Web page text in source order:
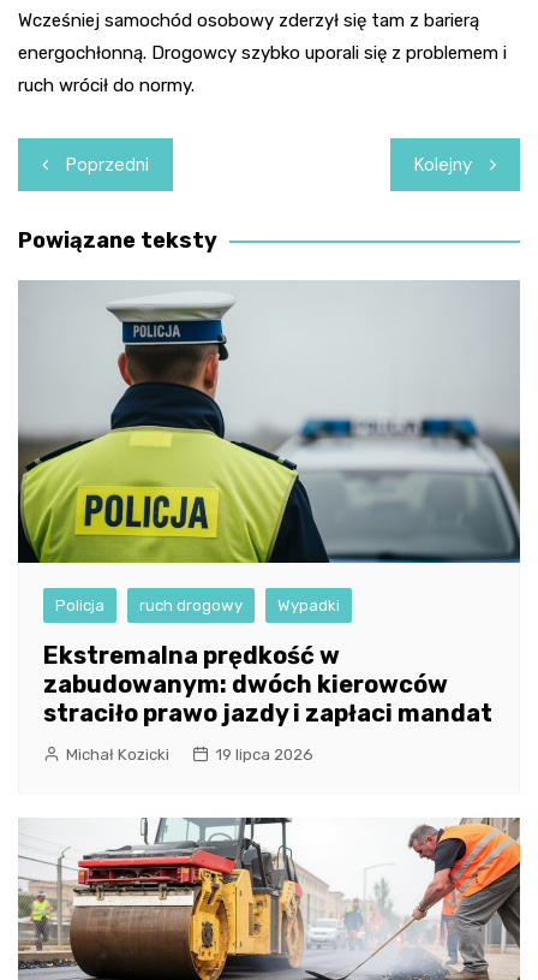
Wcześniej samochód osobowy zderzył się tam z barierą
energochłonną. Drogowcy szybko uporali się z problemem i
ruch wrócił do normy.
Nawigacja
wpisu
Poprzedni Kolejny
Powiązane teksty
Policja ruch drogowy Wypadki
Ekstremalna prędkość w
zabudowanym: dwóch kierowców
straciło prawo jazdy i zapłaci mandat
Michał Kozicki 19 lipca 2026